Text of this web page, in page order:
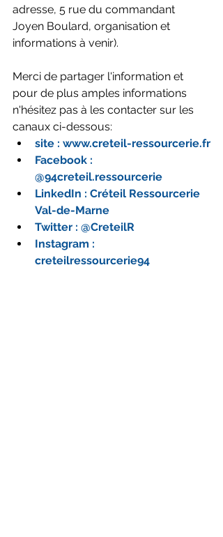
adresse, 5 rue du commandant
Joyen Boulard, organisation et
informations à venir).
Merci de partager l'information et
pour de plus amples informations
n'hésitez pas à les contacter sur les
canaux ci-dessous:
site : www.creteil-ressourcerie.fr
Facebook :
@94creteil.ressourcerie
LinkedIn : Créteil Ressourcerie
Val-de-Marne
Twitter : @CreteilR
Instagram :
creteilressourcerie94